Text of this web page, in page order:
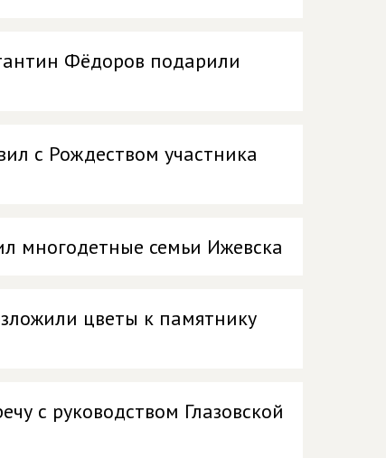
Фёдоров подарили
с Рождеством участника
многодетные семьи Ижевска
цветы к памятнику
с руководством Глазовской